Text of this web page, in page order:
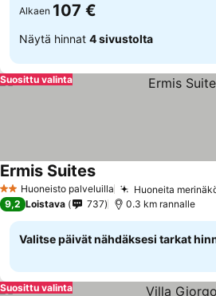
Alkaen 107 €
Näytä hinnat 4 sivustolta
Suosittu valinta
2 Tähtiluokitus
Huoneisto palveluilla Huoneita
Ermis Suites
9,2 Loistava 737 0.3 km rannalle
Valitse päivät nähdäksesi tarkat
Suosittu valinta